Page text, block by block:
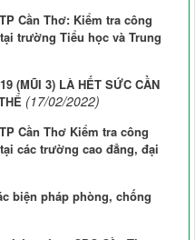
Cần Thơ: Kiểm tra công
trường Tiểu học và Trung
(MŨI 3) LÀ HẾT SỨC CẦN
(17/02/2022)
Cần Thơ Kiểm tra công
các trường cao đẳng, đại
biện pháp phòng, chống